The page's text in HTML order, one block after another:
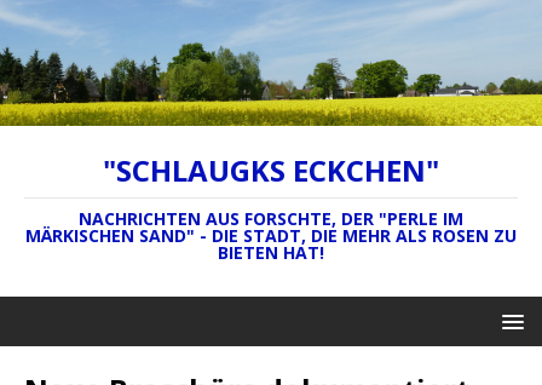
"SCHLAUGKS ECKCHEN"
NACHRICHTEN AUS FORSCHTE, DER "PERLE IM
MÄRKISCHEN SAND" - DIE STADT, DIE MEHR ALS ROSEN ZU
BIETEN HAT!